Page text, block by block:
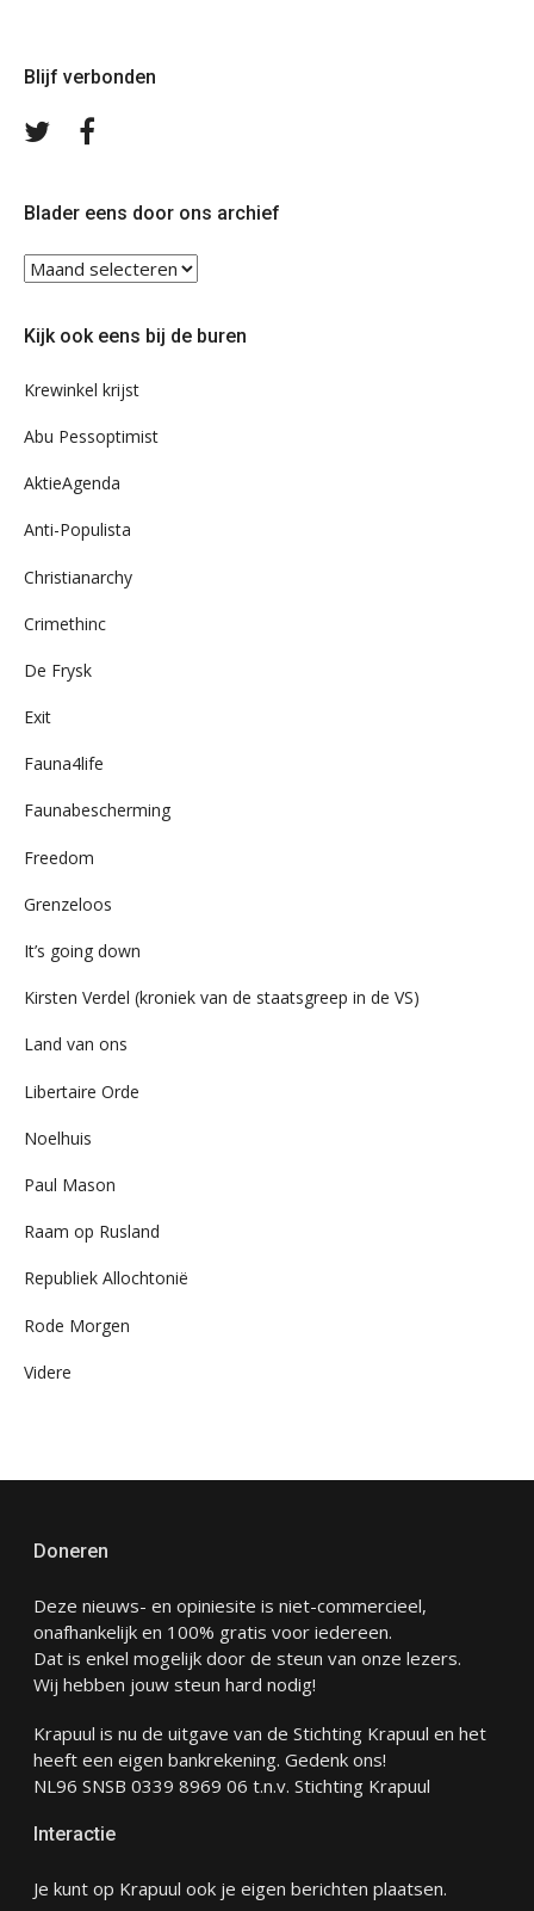
Blijf verbonden
Volg
Blader eens door ons archief
Blader
eens
ons
Kijk ook eens bij de buren
Krewinkel krijst
Abu Pessoptimist
AktieAgenda
Anti-Populista
Christianarchy
Crimethinc
De Frysk
Exit
Fauna4life
Faunabescherming
Freedom
Grenzeloos
It’s going down
Kirsten Verdel (kroniek van de staatsgreep in de VS)
Land van ons
Libertaire Orde
Noelhuis
Paul Mason
Raam op Rusland
Republiek Allochtonië
Rode Morgen
Videre
Doneren
Deze nieuws- en opiniesite is niet-commercieel,
onafhankelijk en 100% gratis voor iedereen.
Dat is enkel mogelijk door de steun van onze lezers.
Wij hebben jouw steun hard nodig!
Krapuul is nu de uitgave van de Stichting Krapuul en het
heeft een eigen bankrekening. Gedenk ons!
NL96 SNSB 0339 8969 06 t.n.v. Stichting Krapuul
Interactie
Je kunt op Krapuul ook je eigen berichten plaatsen.